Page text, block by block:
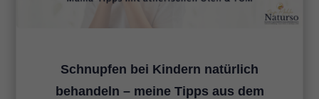
Schnupfen bei Kindern natürlich
behandeln – meine Tipps aus dem